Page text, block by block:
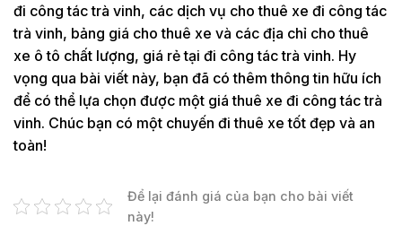
đi công tác trà vinh, các dịch vụ cho thuê xe đi công tác
trà vinh, bảng giá cho thuê xe và các địa chỉ cho thuê
xe ô tô chất lượng, giá rẻ tại đi công tác trà vinh. Hy
vọng qua bài viết này, bạn đã có thêm thông tin hữu ích
để có thể lựa chọn được một giá thuê xe đi công tác trà
vinh. Chúc bạn có một chuyến đi thuê xe tốt đẹp và an
toàn!
Để lại đánh giá của bạn cho bài viết
này!